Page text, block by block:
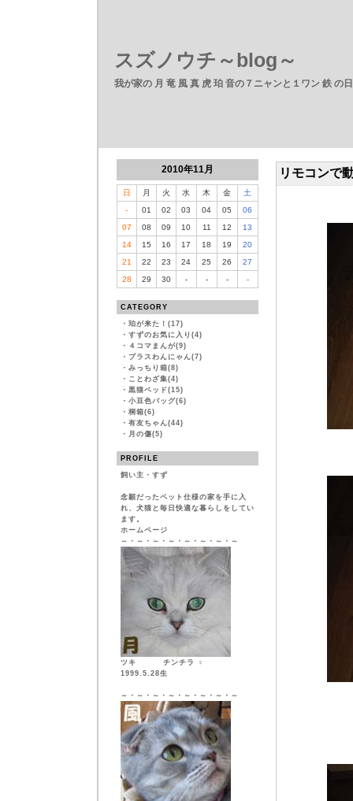
スズノウチ～blog～
我が家の 月 竜 風 真 虎 珀 音の７ニャンと１ワン 鉄 の
2010年11月
日 月 火 水 木 金
土
-
01 02 03 04 05
06
07
08 09 10 11 12
13
14
15 16 17 18 19
20
21
22 23 24 25 26
27
28
29 30 - - - -
CATEGORY
・ 珀が来た！(17)
・ すずのお気に入り(4)
・ ４コマまんが(9)
・ プラスわんにゃん(7)
・ みっちり箱(8)
・ ことわざ集(4)
・ 黒猫ベッド(15)
・ 小豆色バッグ(6)
・ 桐箱(6)
・ 有友ちゃん(44)
・ 月の傷(5)
PROFILE
飼い主・すず
念願だったペット仕様の家を手に入
れ、犬猫と毎日快適な暮らしをしてい
ます。
ホームページ
～・～・～・～・～・～・～・～
ツキ チンチラ ♀
1999.5.28生
～・～・～・～・～・～・～・～
リモコンで